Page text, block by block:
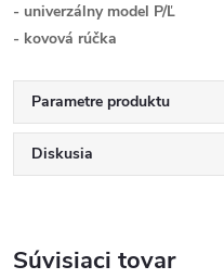
- univerzálny model P/Ľ
- kovová rúčka
Parametre produktu
Diskusia
Súvisiaci tovar